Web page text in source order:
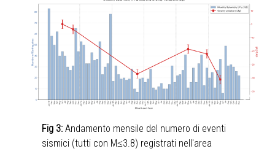
Fig 3: Andamento mensile del numero di eventi
sismici (tutti con M≤3.8) registrati nell'area